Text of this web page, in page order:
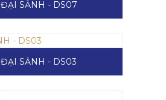
ĐẠI SẢNH - DS07
ĐẠI SẢNH - DS03